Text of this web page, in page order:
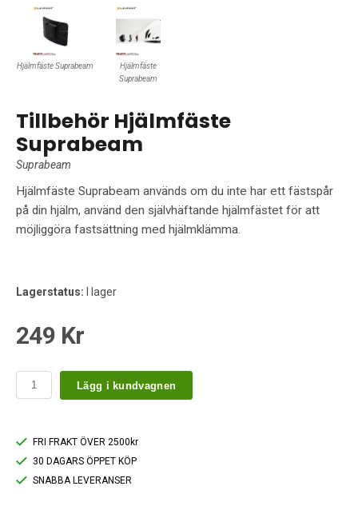
Hjälmfäste Suprabeam
Hjälmfäste
Suprabeam
Tillbehör Hjälmfäste
Suprabeam
Suprabeam
Hjälmfäste Suprabeam används om du inte har ett fästspår
på din hjälm, använd den självhäftande hjälmfästet för att
möjliggöra fastsättning med hjälmklämma.
Lagerstatus: I lager
249 Kr
Lägg i kundvagnen
FRI FRAKT ÖVER 2500kr
30 DAGARS ÖPPET KÖP
SNABBA LEVERANSER